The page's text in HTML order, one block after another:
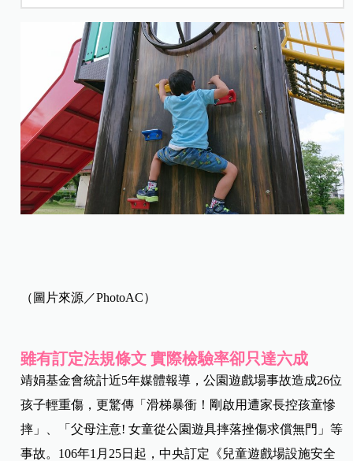
（圖片來源／PhotoAC）
雖有訂定法規條文 實際檢驗率卻只達六成
靖娟基金會統計近5年媒體報導，公園遊戲場事故造成26位
孩子輕重傷，更驚傳「滑梯暴衝！剛啟用遭家長控孩童慘
摔」、「父母注意! 女童從公園遊具摔落挫傷求償無門」等
事故。106年1月25日起，中央訂定《兒童遊戲場設施安全